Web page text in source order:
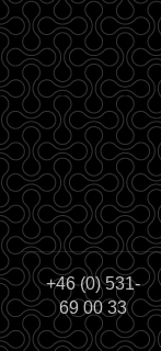
+46 (0) 531-
69 00 33